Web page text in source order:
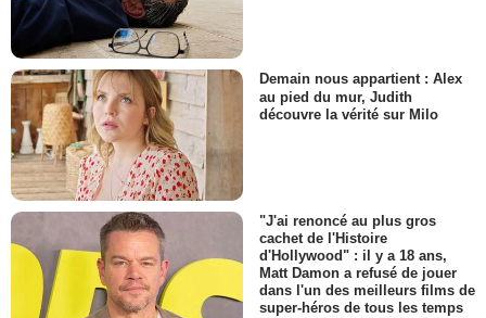
Demain nous appartient : Alex
au pied du mur, Judith
découvre la vérité sur Milo
"J'ai renoncé au plus gros
cachet de l'Histoire
d'Hollywood" : il y a 18 ans,
Matt Damon a refusé de jouer
dans l'un des meilleurs films de
super-héros de tous les temps